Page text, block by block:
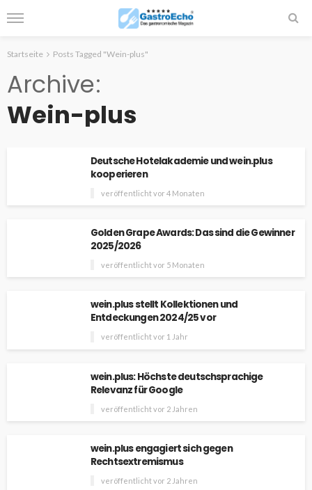
Startseite Posts Tagged "Wein-plus"
Archive
Wein-plus
Deutsche Hotelakademie und wein.plus
kooperieren
veröffentlicht vor 4 Monaten
Golden Grape Awards: Das sind die Gewinner
2025/2026
veröffentlicht vor 5 Monaten
wein.plus stellt Kollektionen und
Entdeckungen 2024/25 vor
veröffentlicht vor 1 Jahr
wein.plus: Höchste deutschsprachige
Relevanz für Google
veröffentlicht vor 2 Jahren
wein.plus engagiert sich gegen
Rechtsextremismus
veröffentlicht vor 2 Jahren